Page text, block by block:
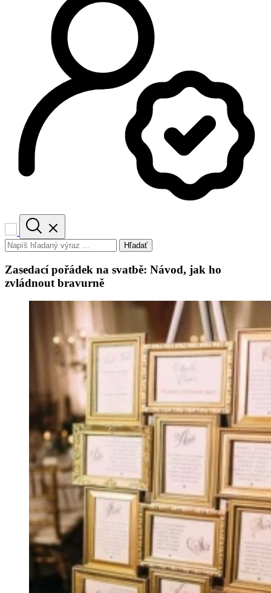
Hľadať
Zasedací pořádek na svatbě: Návod, jak ho
zvládnout bravurně